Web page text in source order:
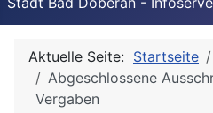
Aktuelle Seite: Startseite
Abgeschlossene
Vergaben